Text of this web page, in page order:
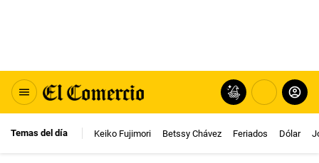
Temas del día Keiko Fujimori Betssy Chávez Feriados Dólar